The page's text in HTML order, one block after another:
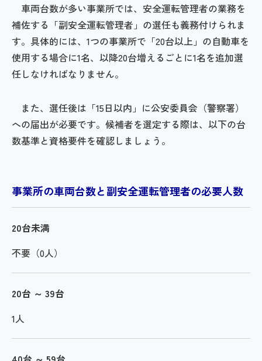
車両台数が多い事業所では、安全運転管理者の業務を
補佐する「副安全運転管理者」の選任も義務付けられま
す。具体的には、1つの事業所で「20台以上」の自動車を
使用する場合に1名、以降20台増えるごとに1名を追加選
任しなければなりません。
また、選任後は「15日以内」に公安委員会（警察署）
への届出が必要です。候補者を選定する際は、以下の台
数基準と資格要件を確認しましょう。
事業所の車両台数と副安全運転管理者の必要人数
20台未満
不要（0人）
20台 ～ 39台
1人